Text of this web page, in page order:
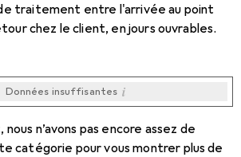
traitement entre l'arrivée au point
chez le client, en jours ouvrables.
Données insuffisantes i
n’avons pas encore assez de
catégorie pour vous montrer plus de